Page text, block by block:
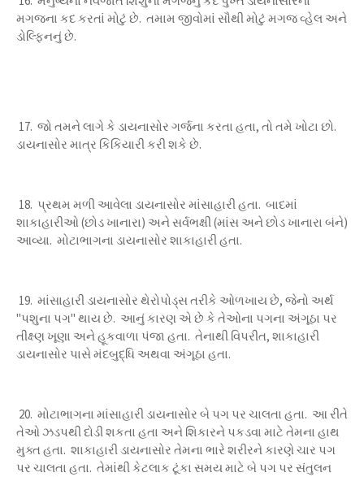
મગજના કદ કરતાં મોટું છે. તમામ જીવોમાં સૌથી મોટું મગજ વ્હેલ અને
ડોલ્ફિનનું છે.
17. જો તમને લાગે કે ડાયનાસોર ગર્જના કરતા હતા, તો તમે ખોટા છો.
ડાયનાસોર માત્ર કિકિયારી કરી શકે છે.
18. પ્રથમ મળી આવેલા ડાયનાસોર માંસાહારી હતા. બાદમાં
શાકાહારીઓ (છોડ ખાનારા) અને સર્વભક્ષી (માંસ અને છોડ ખાનારા બંને)
આવ્યા. મોટાભાગના ડાયનાસોર શાકાહારી હતા.
19. માંસાહારી ડાયનાસોર થેરોપોડ્સ તરીકે ઓળખાય છે, જેનો અર્થ
"પશુના પગ" થાય છે. આનું કારણ એ છે કે તેઓના પગના અંગૂઠા પર
તીક્ષ્ણ ખૂણા અને હૂકવાળા પંજા હતા. તેનાથી વિપરીત, શાકાહારી
ડાયનાસોર પાસે મંદબુદ્ધિ અથવા અંગૂઠા હતા.
20. મોટાભાગના માંસાહારી ડાયનાસોર બે પગ પર ચાલતા હતા. આ રીતે
તેઓ ઝડપથી દોડી શકતા હતા અને શિકારને પકડવા માટે તેમના હાથ
મુક્ત હતા. શાકાહારી ડાયનાસોર તેમના ભારે શરીરને કારણે ચાર પગ
પર ચાલતા હતા. તેમાંથી કેટલાક ટૂંકા સમય માટે બે પગ પર સંતુલન